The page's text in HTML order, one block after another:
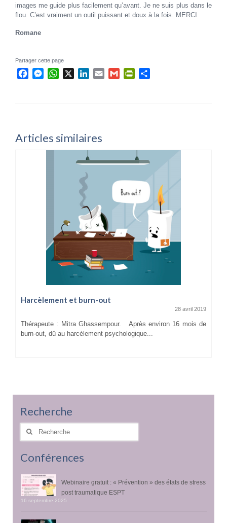
images me guide plus facilement qu’avant. Je ne suis plus dans le
flou. C’est vraiment un outil puissant et doux à la fois. MERCI
Romane
Partager cette page
FacebookMessenger
WhatsAppLinkedIn
Email Gmail PrintFriendly
Articles similaires
Harcèlement et burn-out
28 avril 2019
Thérapeute : Mitra Ghassempour. Après environ 16 mois de
burn-out, dû au harcèlement psychologique...
Recherche
Rechercher
Conférences
Webinaire gratuit : « Prévention » des états de stress
post traumatique ESPT
16 septembre 2025